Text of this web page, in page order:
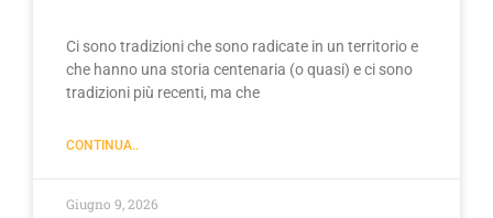
Ci sono tradizioni che sono radicate in un territorio e
che hanno una storia centenaria (o quasi) e ci sono
tradizioni più recenti, ma che
CONTINUA..
Giugno 9, 2026